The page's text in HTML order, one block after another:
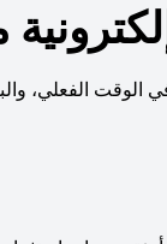
الوقت الفعلي،